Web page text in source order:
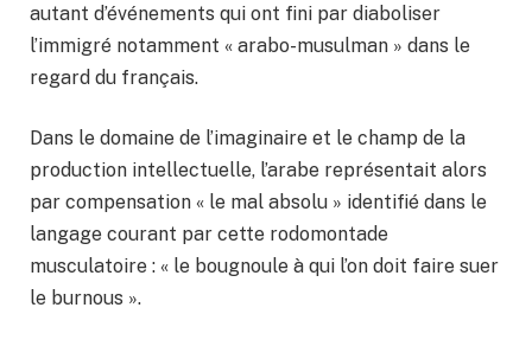
autant d’événements qui ont fini par diaboliser
l’immigré notamment « arabo-musulman » dans le
regard du français.
Dans le domaine de l’imaginaire et le champ de la
production intellectuelle, l’arabe représentait alors
par compensation « le mal absolu » identifié dans le
langage courant par cette rodomontade
musculatoire : « le bougnoule à qui l’on doit faire suer
le burnous ».